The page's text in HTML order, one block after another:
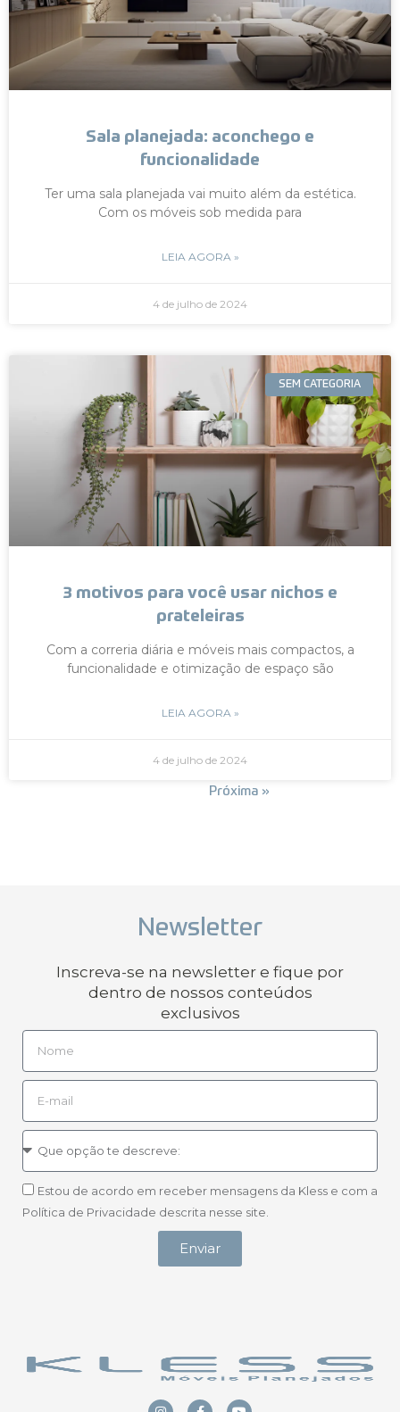
Sala planejada: aconchego e
funcionalidade
Ter uma sala planejada vai muito além da estética.
Com os móveis sob medida para
LEIA AGORA »
4 de julho de 2024
SEM CATEGORIA
3 motivos para você usar nichos e
prateleiras
Com a correria diária e móveis mais compactos, a
funcionalidade e otimização de espaço são
LEIA AGORA »
4 de julho de 2024
Próxima »
Newsletter
Inscreva-se na newsletter e fique por
dentro de nossos conteúdos
exclusivos
Estou de acordo em receber mensagens da Kless e com a
Política de Privacidade descrita nesse site.
Enviar